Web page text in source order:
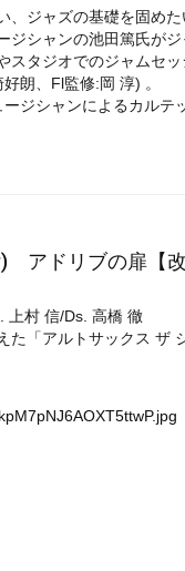
ジャズの基礎を固めた
シャンの池田篤氏が
スタジオでのジャムセ
朗、Fl監修:岡 淳) 。
ジシャンによるカル
アドリブの扉【改
上村 信/Ds. 高橋 徹
「アルトサックス ザ